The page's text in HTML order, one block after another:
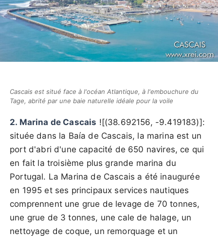
Cascais est situé face à l'océan Atlantique, à l'embouchure du
Tage, abrité par une baie naturelle idéale pour la voile
2. Marina de Cascais ![(38.692156, -9.419183)]:
située dans la Baía de Cascais, la marina est un
port d'abri d'une capacité de 650 navires, ce qui
en fait la troisième plus grande marina du
Portugal. La Marina de Cascais a été inaugurée
en 1995 et ses principaux services nautiques
comprennent une grue de levage de 70 tonnes,
une grue de 3 tonnes, une cale de halage, un
nettoyage de coque, un remorquage et un